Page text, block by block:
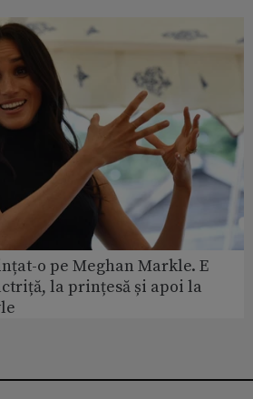
o pe Meghan Markle. E
la prințesă și apoi la